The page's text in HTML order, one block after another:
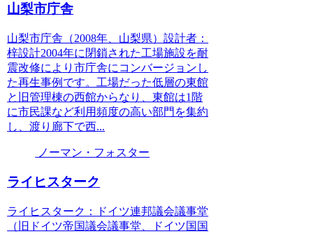
山梨市庁舎
山梨市庁舎（2008年、山梨県）設計者：
梓設計2004年に閉鎖された工場施設を耐
震改修により市庁舎にコンバージョンし
た再生事例です。工場だった低層の東館
と旧管理棟の西館からなり、東館は1階
に市民課など利用頻度の高い部門を集約
し、渡り廊下で西...
ノーマン・フォスター
ライヒスターク
ライヒスターク：ドイツ連邦議会議事堂
（旧ドイツ帝国議会議事堂、ドイツ国国